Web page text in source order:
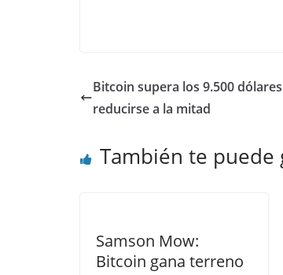
Bitcoin supera los 9.500
reducirse a la mitad
También te puede
Samson Mow:
Bitcoin gana terreno